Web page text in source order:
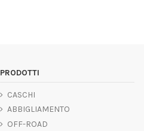
PRODOTTI
CASCHI
ABBIGLIAMENTO
OFF-ROAD